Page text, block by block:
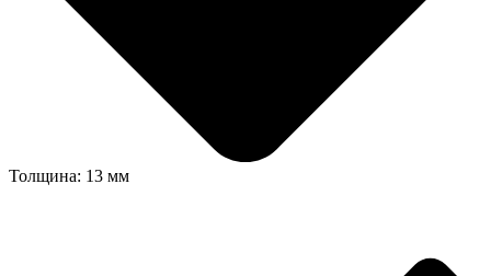
Толщина: 13 мм